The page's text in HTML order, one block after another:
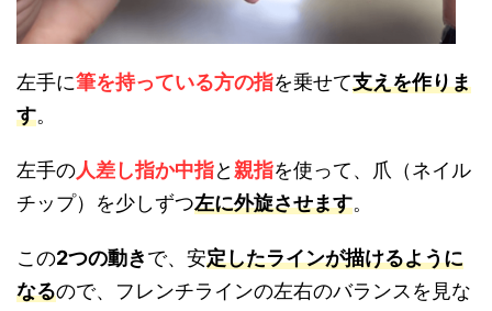
左手に筆を持っている方の指を乗せて支えを作りま
す。
左手の人差し指か中指と 親指を使って、爪（ネイル
チップ）を少しずつ左に外旋させます。
この2つの動きで、安定したラインが描けるように
なるので、フレンチラインの左右のバランスを見な